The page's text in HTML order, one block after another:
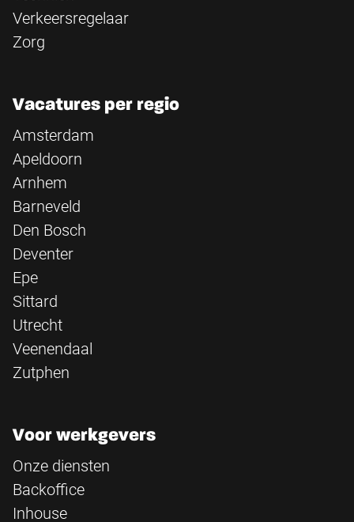
Verkeersregelaar
Zorg
Vacatures per regio
Amsterdam
Apeldoorn
Arnhem
Barneveld
Den Bosch
Deventer
Epe
Sittard
Utrecht
Veenendaal
Zutphen
Voor werkgevers
Onze diensten
Backoffice
Inhouse